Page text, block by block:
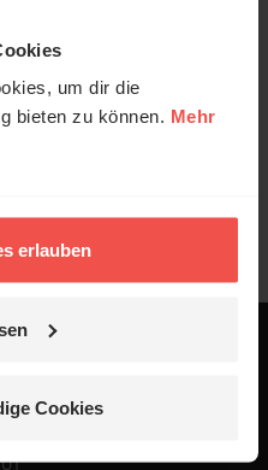
um dir die
bieten zu können. Mehr
erlauben
Cookies